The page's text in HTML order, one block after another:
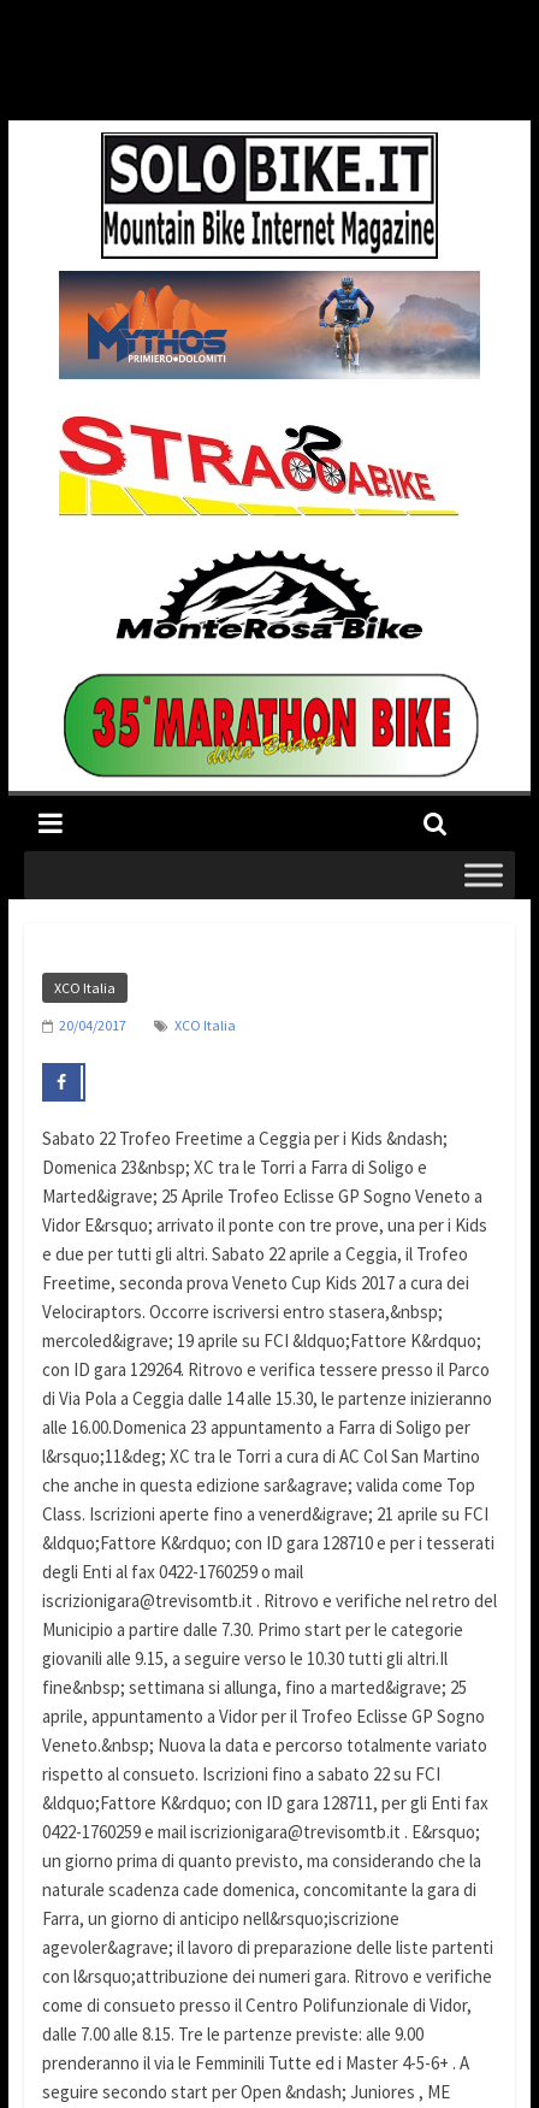
XCO Italia
20/04/2017 XCO Italia
Sabato 22 Trofeo Freetime a Ceggia per i Kids &ndash;
Domenica 23&nbsp; XC tra le Torri a Farra di Soligo e
Marted&igrave; 25 Aprile Trofeo Eclisse GP Sogno Veneto a
Vidor E&rsquo; arrivato il ponte con tre prove, una per i Kids
e due per tutti gli altri. Sabato 22 aprile a Ceggia, il Trofeo
Freetime, seconda prova Veneto Cup Kids 2017 a cura dei
Velociraptors. Occorre iscriversi entro stasera,&nbsp;
mercoled&igrave; 19 aprile su FCI &ldquo;Fattore K&rdquo;
con ID gara 129264. Ritrovo e verifica tessere presso il Parco
di Via Pola a Ceggia dalle 14 alle 15.30, le partenze inizieranno
alle 16.00.Domenica 23 appuntamento a Farra di Soligo per
l&rsquo;11&deg; XC tra le Torri a cura di AC Col San Martino
che anche in questa edizione sar&agrave; valida come Top
Class. Iscrizioni aperte fino a venerd&igrave; 21 aprile su FCI
&ldquo;Fattore K&rdquo; con ID gara 128710 e per i tesserati
degli Enti al fax 0422-1760259 o mail
iscrizionigara@trevisomtb.it . Ritrovo e verifiche nel retro del
Municipio a partire dalle 7.30. Primo start per le categorie
giovanili alle 9.15, a seguire verso le 10.30 tutti gli altri.Il
fine&nbsp; settimana si allunga, fino a marted&igrave; 25
aprile, appuntamento a Vidor per il Trofeo Eclisse GP Sogno
Veneto.&nbsp; Nuova la data e percorso totalmente variato
rispetto al consueto. Iscrizioni fino a sabato 22 su FCI
&ldquo;Fattore K&rdquo; con ID gara 128711, per gli Enti fax
0422-1760259 e mail iscrizionigara@trevisomtb.it . E&rsquo;
un giorno prima di quanto previsto, ma considerando che la
naturale scadenza cade domenica, concomitante la gara di
Farra, un giorno di anticipo nell&rsquo;iscrizione
agevoler&agrave; il lavoro di preparazione delle liste partenti
con l&rsquo;attribuzione dei numeri gara. Ritrovo e verifiche
come di consueto presso il Centro Polifunzionale di Vidor,
dalle 7.00 alle 8.15. Tre le partenze previste: alle 9.00
prenderanno il via le Femminili Tutte ed i Master 4-5-6+ . A
seguire secondo start per Open &ndash; Juniores , ME